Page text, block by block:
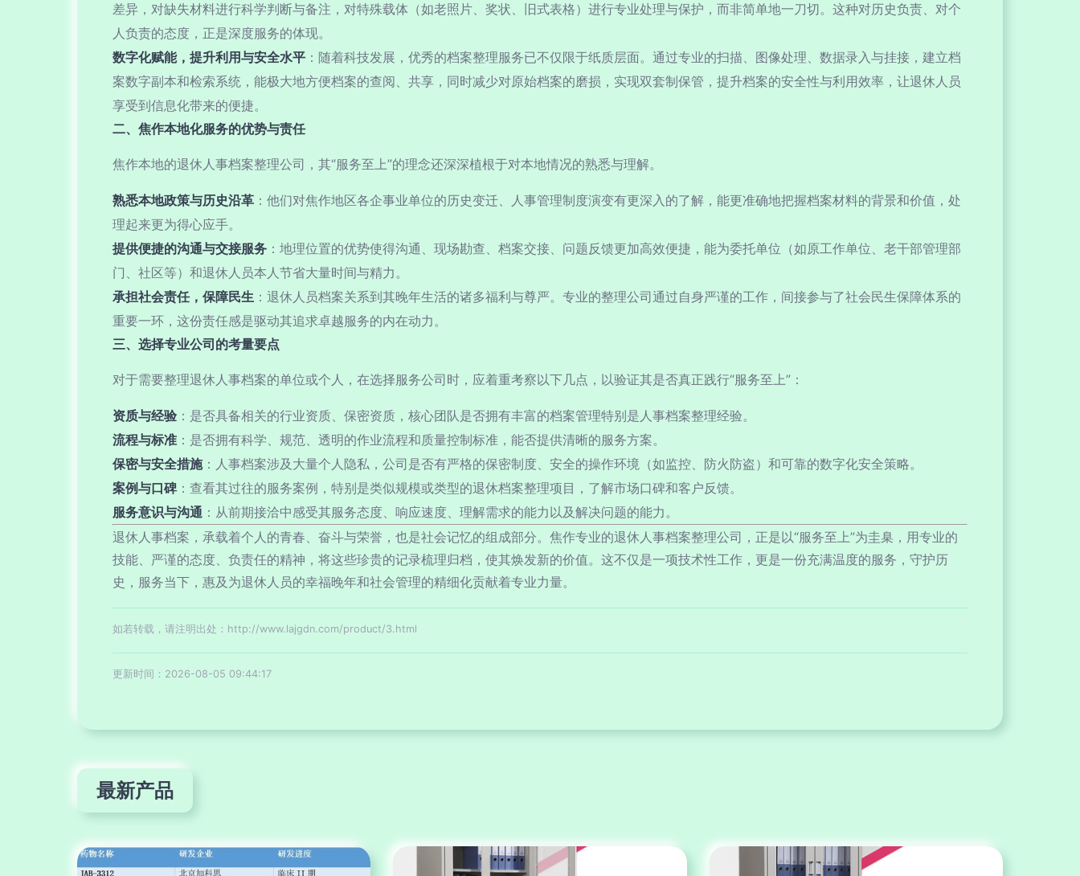
差异，对缺失材料进行科学判断与备注，对特殊载体（如老照片、奖状、旧式表格）进行专业处理与保护，而非简单地一刀切。这种对历史负责、对个
人负责的态度，正是深度服务的体现。
数字化赋能，提升利用与安全水平 ：随着科技发展，优秀的档案整理服务已不仅限于纸质层面。通过专业的扫描、图像处理、数据录入与挂接，建立档
案数字副本和检索系统，能极大地方便档案的查阅、共享，同时减少对原始档案的磨损，实现双套制保管，提升档案的安全性与利用效率，让退休人员
享受到信息化带来的便捷。
二、焦作本地化服务的优势与责任
焦作本地的退休人事档案整理公司，其“服务至上”的理念还深深植根于对本地情况的熟悉与理解。
熟悉本地政策与历史沿革 ：他们对焦作地区各企事业单位的历史变迁、人事管理制度演变有更深入的了解，能更准确地把握档案材料的背景和价值，处
理起来更为得心应手。
提供便捷的沟通与交接服务 ：地理位置的优势使得沟通、现场勘查、档案交接、问题反馈更加高效便捷，能为委托单位（如原工作单位、老干部管理部
门、社区等）和退休人员本人节省大量时间与精力。
承担社会责任，保障民生 ：退休人员档案关系到其晚年生活的诸多福利与尊严。专业的整理公司通过自身严谨的工作，间接参与了社会民生保障体系的
重要一环，这份责任感是驱动其追求卓越服务的内在动力。
三、选择专业公司的考量要点
对于需要整理退休人事档案的单位或个人，在选择服务公司时，应着重考察以下几点，以验证其是否真正践行“服务至上”：
资质与经验 ：是否具备相关的行业资质、保密资质，核心团队是否拥有丰富的档案管理特别是人事档案整理经验。
流程与标准 ：是否拥有科学、规范、透明的作业流程和质量控制标准，能否提供清晰的服务方案。
保密与安全措施：人事档案涉及大量个人隐私，公司是否有严格的保密制度、安全的操作环境（如监控、防火防盗）和可靠的数字化安全策略。
案例与口碑：查看其过往的服务案例，特别是类似规模或类型的退休档案整理项目，了解市场口碑和客户反馈。
服务意识与沟通 ：从前期接洽中感受其服务态度、响应速度、理解需求的能力以及解决问题的能力。
退休人事档案，承载着个人的青春、奋斗与荣誉，也是社会记忆的组成部分。焦作专业的退休人事档案整理公司，正是以“服务至上”为圭臬，用专业的
技能、严谨的态度、负责任的精神，将这些珍贵的记录梳理归档，使其焕发新的价值。这不仅是一项技术性工作，更是一份充满温度的服务，守护历
史，服务当下，惠及为退休人员的幸福晚年和社会管理的精细化贡献着专业力量。
如若转载，请注明出处：http://www.lajgdn.com/product/3.html
更新时间：2026-08-05 09:44:17
最新产品